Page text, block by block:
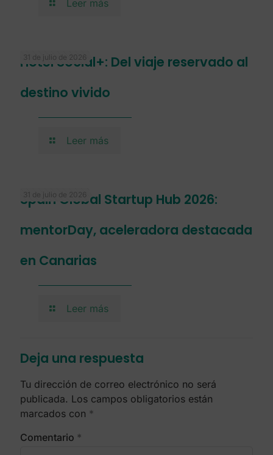
Leer más
31 de julio de 2026
Hotel Social+: Del viaje reservado al
destino vivido
Leer más
31 de julio de 2026
Spain Global Startup Hub 2026:
mentorDay, aceleradora destacada
en Canarias
Leer más
Deja una respuesta
Tu dirección de correo electrónico no será
publicada. Los campos obligatorios están
marcados con *
Comentario *